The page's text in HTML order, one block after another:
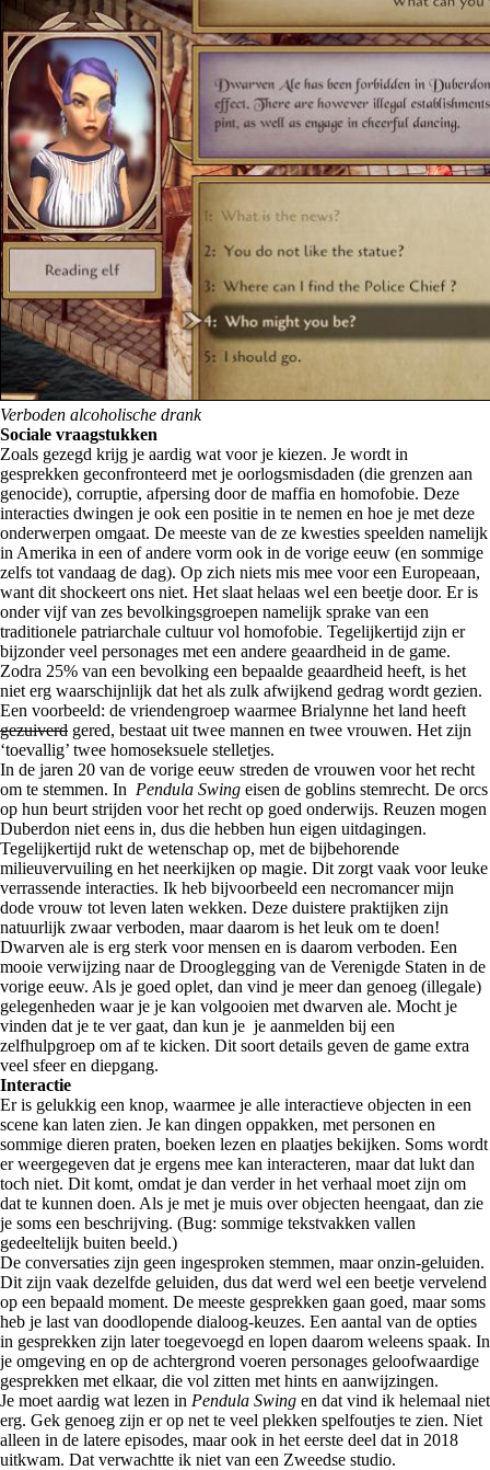
Verboden alcoholische drank
Sociale vraagstukken
Zoals gezegd krijg je aardig wat voor je kiezen. Je wordt in
gesprekken geconfronteerd met je oorlogsmisdaden (die grenzen aan
genocide), corruptie, afpersing door de maffia en homofobie. Deze
interacties dwingen je ook een positie in te nemen en hoe je met deze
onderwerpen omgaat. De meeste van de ze kwesties speelden namelijk
in Amerika in een of andere vorm ook in de vorige eeuw (en sommige
zelfs tot vandaag de dag). Op zich niets mis mee voor een Europeaan,
want dit shockeert ons niet. Het slaat helaas wel een beetje door. Er is
onder vijf van zes bevolkingsgroepen namelijk sprake van een
traditionele patriarchale cultuur vol homofobie. Tegelijkertijd zijn er
bijzonder veel personages met een andere geaardheid in de game.
Zodra 25% van een bevolking een bepaalde geaardheid heeft, is het
niet erg waarschijnlijk dat het als zulk afwijkend gedrag wordt gezien.
Een voorbeeld: de vriendengroep waarmee Brialynne het land heeft
gezuiverd gered, bestaat uit twee mannen en twee vrouwen. Het zijn
‘toevallig’ twee homoseksuele stelletjes.
In de jaren 20 van de vorige eeuw streden de vrouwen voor het recht
om te stemmen. In Pendula Swing eisen de goblins stemrecht. De orcs
op hun beurt strijden voor het recht op goed onderwijs. Reuzen mogen
Duberdon niet eens in, dus die hebben hun eigen uitdagingen.
Tegelijkertijd rukt de wetenschap op, met de bijbehorende
milieuvervuiling en het neerkijken op magie. Dit zorgt vaak voor leuke
verrassende interacties. Ik heb bijvoorbeeld een necromancer mijn
dode vrouw tot leven laten wekken. Deze duistere praktijken zijn
natuurlijk zwaar verboden, maar daarom is het leuk om te doen!
Dwarven ale is erg sterk voor mensen en is daarom verboden. Een
mooie verwijzing naar de Drooglegging van de Verenigde Staten in de
vorige eeuw. Als je goed oplet, dan vind je meer dan genoeg (illegale)
gelegenheden waar je je kan volgooien met dwarven ale. Mocht je
vinden dat je te ver gaat, dan kun je je aanmelden bij een
zelfhulpgroep om af te kicken. Dit soort details geven de game extra
veel sfeer en diepgang.
Interactie
Er is gelukkig een knop, waarmee je alle interactieve objecten in een
scene kan laten zien. Je kan dingen oppakken, met personen en
sommige dieren praten, boeken lezen en plaatjes bekijken. Soms wordt
er weergegeven dat je ergens mee kan interacteren, maar dat lukt dan
toch niet. Dit komt, omdat je dan verder in het verhaal moet zijn om
dat te kunnen doen. Als je met je muis over objecten heengaat, dan zie
je soms een beschrijving. (Bug: sommige tekstvakken vallen
gedeeltelijk buiten beeld.)
De conversaties zijn geen ingesproken stemmen, maar onzin-geluiden.
Dit zijn vaak dezelfde geluiden, dus dat werd wel een beetje vervelend
op een bepaald moment. De meeste gesprekken gaan goed, maar soms
heb je last van doodlopende dialoog-keuzes. Een aantal van de opties
in gesprekken zijn later toegevoegd en lopen daarom weleens spaak. In
je omgeving en op de achtergrond voeren personages geloofwaardige
gesprekken met elkaar, die vol zitten met hints en aanwijzingen.
Je moet aardig wat lezen in Pendula Swing en dat vind ik helemaal niet
erg. Gek genoeg zijn er op net te veel plekken spelfoutjes te zien. Niet
alleen in de latere episodes, maar ook in het eerste deel dat in 2018
uitkwam. Dat verwachtte ik niet van een Zweedse studio.